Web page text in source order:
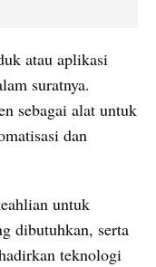
atau aplikasi
suratnya.
sebagai alat untuk
dan
untuk
dibutuhkan, serta
teknologi